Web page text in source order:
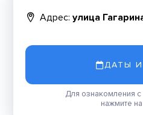
Адрес: улица
ДАТЫ
Для ознакомления
нажмите